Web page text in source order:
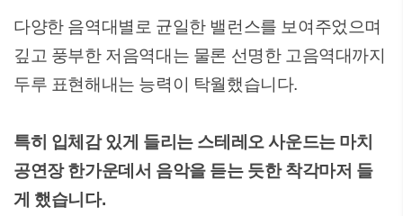
다양한 음역대별로 균일한 밸런스를 보여주었으며
깊고 풍부한 저음역대는 물론 선명한 고음역대까지
두루 표현해내는 능력이 탁월했습니다.
특히 입체감 있게 들리는 스테레오 사운드는 마치
공연장 한가운데서 음악을 듣는 듯한 착각마저 들
게 했습니다.